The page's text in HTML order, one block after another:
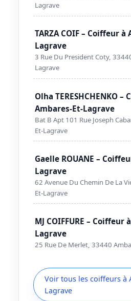
Lagrave
TARZA COIF – Coiffeur à
Lagrave
3 Rue Du President Coty,
Lagrave
Olha TERESHCHENKO –
Ambares-Et-Lagrave
Bat B Apt 101 Rue Joseph
Et-Lagrave
Gaelle ROUANE –
Lagrave
62 Avenue Du Chemin De La
Et-Lagrave
MJ COIFFURE – Coiffeur
Lagrave
25 Rue De Merlet, 33440
Voir tous les coiffeurs à
Lagrave